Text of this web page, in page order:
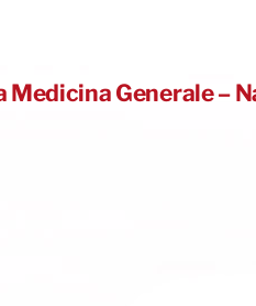
Generale –